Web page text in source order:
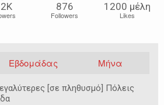
876
Followers
1200 μέλη
Likes
Εβδομάδας Μήνα
[σε πληθυσμό] Πόλεις